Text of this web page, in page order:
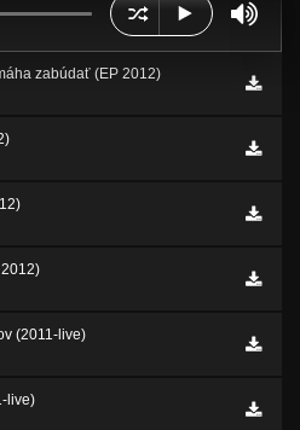
zabúdať (EP 2012)
(2011-live)
live)